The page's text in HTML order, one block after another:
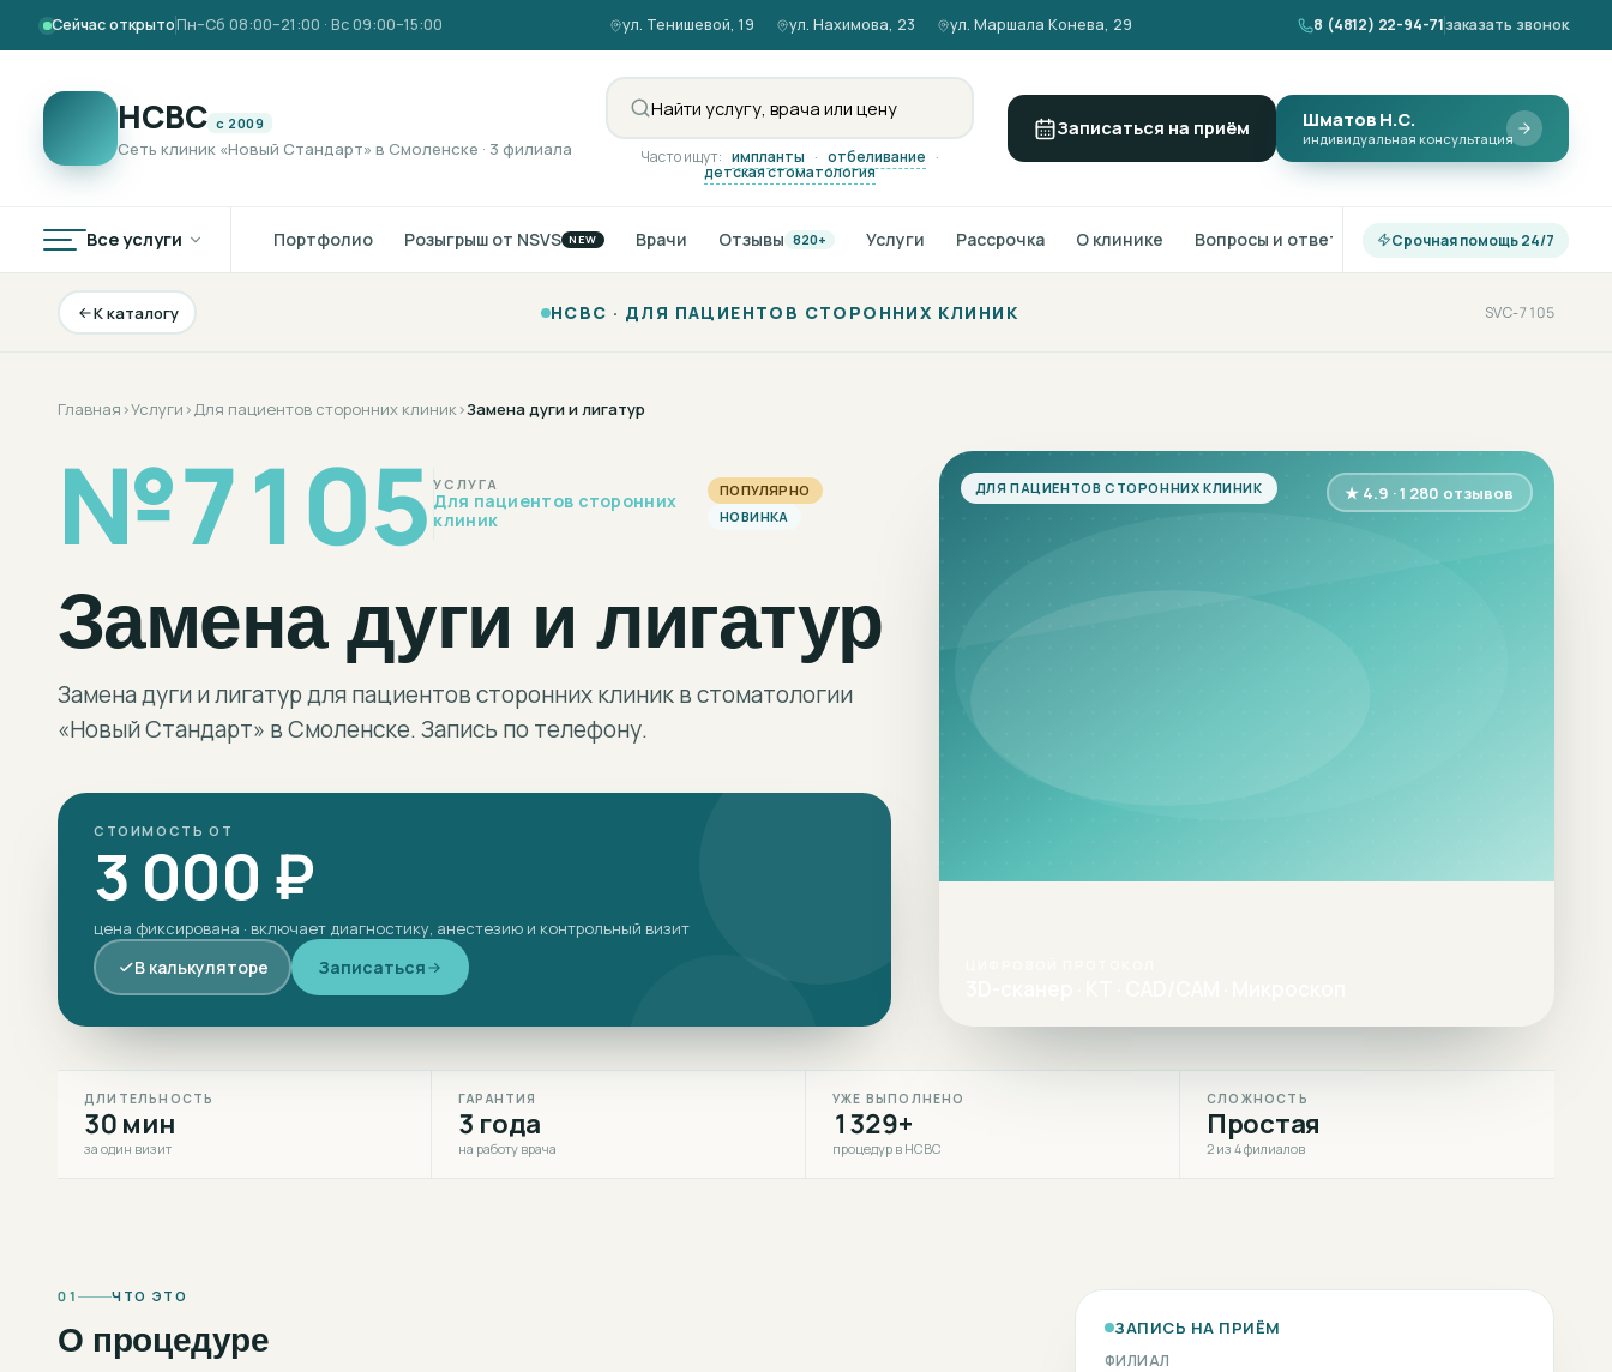
Сейчас открытоПн–Сб 08:00–21:00 · Вс 09:00–15:00 ул. Тенишевой, 19 ул. Нахимова, 23 ул. Маршала Конева, 29 8 (4812) 22-94-71заказать звонок
НСВС с 2009
Сеть клиник «Новый Стандарт» в Смоленске · 3 филиала Часто ищут: импланты · отбеливание ·
детская стоматология
Записаться на приём Шматов Н.С.
индивидуальная консультация
Все услуги Портфолио Розыгрыш от NSVS NEW Врачи Отзывы 820+ Услуги Рассрочка О клинике Вопросы и ответы Срочная помощь 24/7
К каталогу НСВС · ДЛЯ ПАЦИЕНТОВ СТОРОННИХ КЛИНИК SVC-7105
Главная›Услуги›Для пациентов сторонних клиник›Замена дуги и лигатур
№7105 УСЛУГА
Для пациентов сторонних
клиник
ПОПУЛЯРНО
НОВИНКА
Замена дуги и лигатур
Замена дуги и лигатур для пациентов сторонних клиник в стоматологии
«Новый Стандарт» в Смоленске. Запись по телефону.
СТОИМОСТЬ ОТ
3 000 ₽
цена фиксирована · включает диагностику, анестезию и контрольный визит
В калькуляторе Записаться
ДЛЯ ПАЦИЕНТОВ СТОРОННИХ КЛИНИК ★ 4.9 · 1 280 отзывов
ДЛИТЕЛЬНОСТЬ
30 мин
за один визит
ГАРАНТИЯ
3 года
на работу врача
УЖЕ ВЫПОЛНЕНО
1329+
процедур в НСВС
СЛОЖНОСТЬ
Простая
2 из 4 филиалов
01 ЧТО ЭТО
О процедуре ЗАПИСЬ НА ПРИЁМ
ФИЛИАЛ